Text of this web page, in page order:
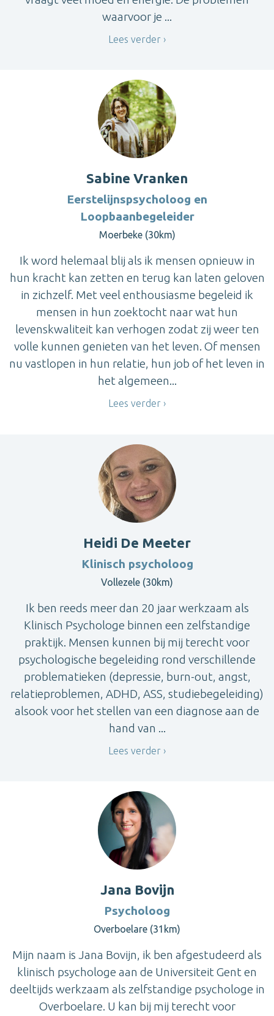
waarvoor je ...
Lees verder
Sabine Vranken
Eerstelijnspsycholoog en
Loopbaanbegeleider
Moerbeke (30km)
Ik word helemaal blij als ik mensen opnieuw in
hun kracht kan zetten en terug kan laten geloven
in zichzelf. Met veel enthousiasme begeleid ik
mensen in hun zoektocht naar wat hun
levenskwaliteit kan verhogen zodat zij weer ten
volle kunnen genieten van het leven. Of mensen
nu vastlopen in hun relatie, hun job of het leven in
het algemeen...
Lees verder
Heidi De Meeter
Klinisch psycholoog
Vollezele (30km)
Ik ben reeds meer dan 20 jaar werkzaam als
Klinisch Psychologe binnen een zelfstandige
praktijk. Mensen kunnen bij mij terecht voor
psychologische begeleiding rond verschillende
problematieken (depressie, burn-out, angst,
relatieproblemen, ADHD, ASS, studiebegeleiding)
alsook voor het stellen van een diagnose aan de
hand van ...
Lees verder
Jana Bovijn
Psycholoog
Overboelare (31km)
Mijn naam is Jana Bovijn, ik ben afgestudeerd als
klinisch psychologe aan de Universiteit Gent en
deeltijds werkzaam als zelfstandige psychologe in
Overboelare. U kan bij mij terecht voor